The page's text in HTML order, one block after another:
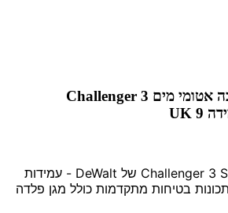
DeWALT מגפי הליכה אטומי מים Challenger 3
מגפי עבודה Challenger 3 Sympatex של DeWalt - עמידות
בטיחות מתקדמות כולל מגן פלדה